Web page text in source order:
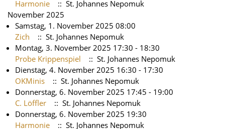
Harmonie
:: St. Johannes Nepomuk
November 2025
Samstag, 1. November 2025 08:00
Zich
:: St. Johannes Nepomuk
Montag, 3. November 2025 17:30 - 18:30
Probe Krippenspiel
:: St. Johannes Nepomuk
Dienstag, 4. November 2025 16:30 - 17:30
OKMinis
:: St. Johannes Nepomuk
Donnerstag, 6. November 2025 17:45 - 19:00
C. Löffler
:: St. Johannes Nepomuk
Donnerstag, 6. November 2025 19:30
Harmonie
:: St. Johannes Nepomuk